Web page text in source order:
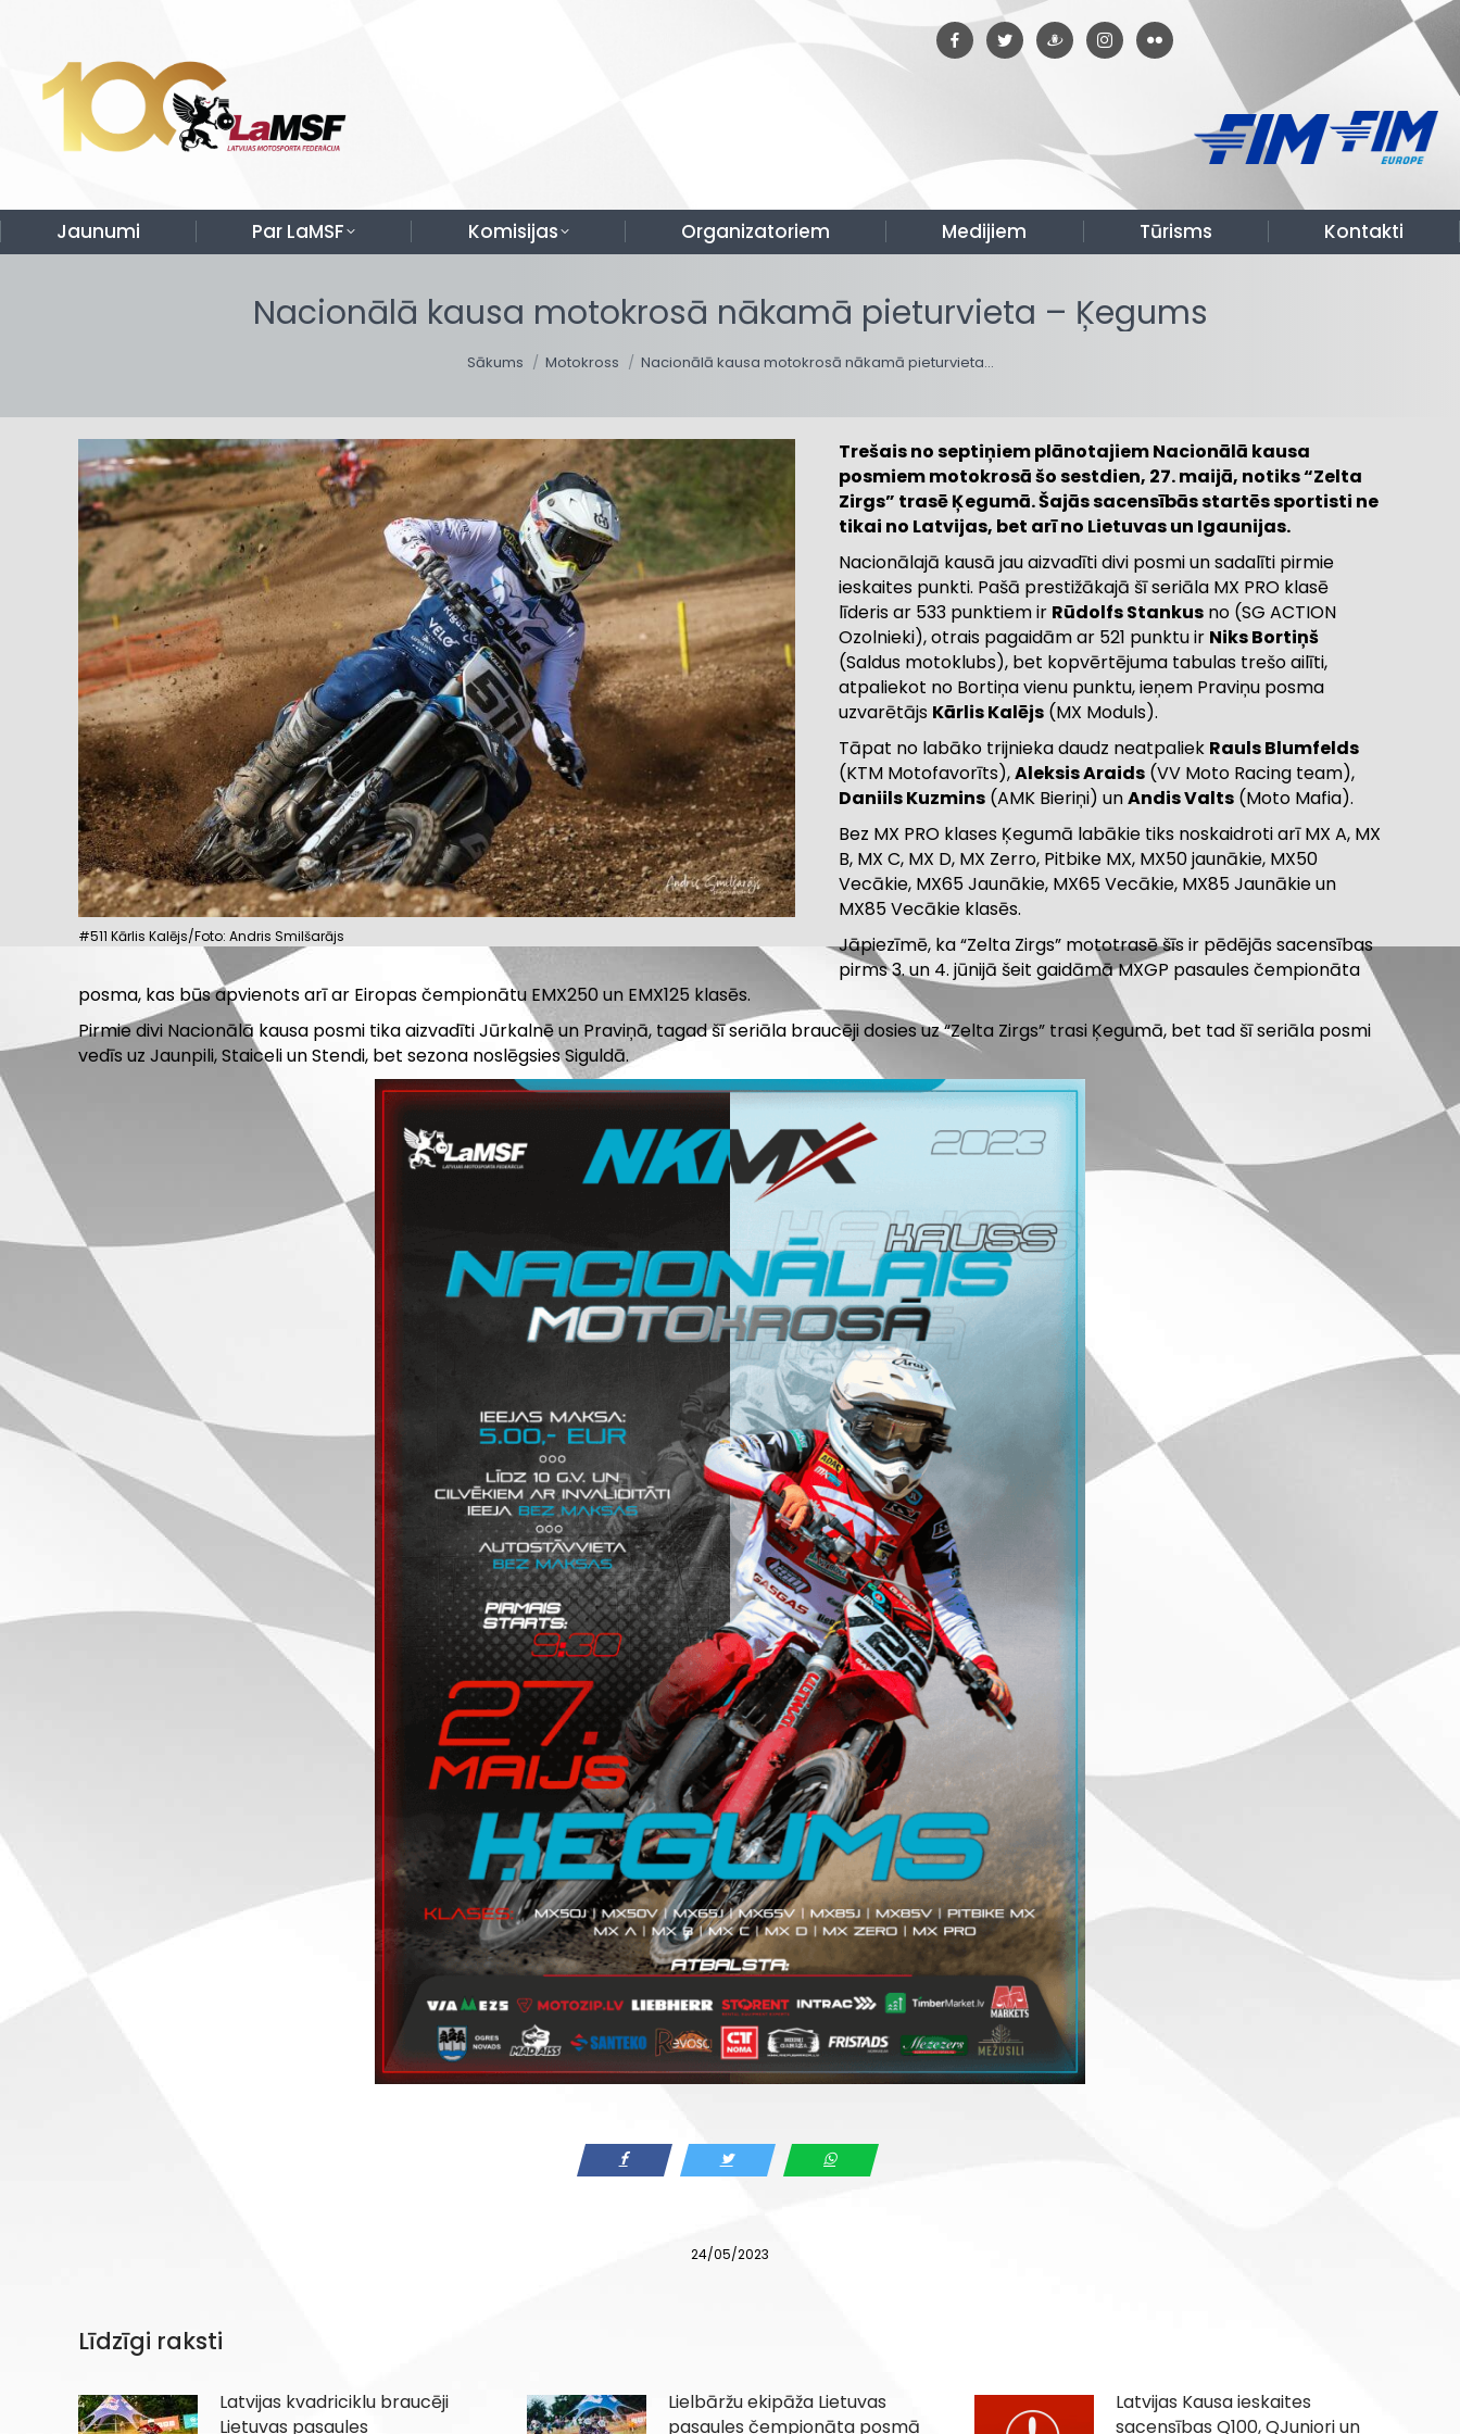
Jaunumi Par LaMSF Komisijas Organizatoriem Medijiem Tūrisms Kontakti
Nacionālā kausa motokrosā nākamā pieturvieta – Ķegums
Sākums Motokross Nacionālā kausa motokrosā nākamā pieturvieta…
#511 Kārlis Kalējs/Foto: Andris Smilšarājs
Trešais no septiņiem plānotajiem Nacionālā kausa
posmiem motokrosā šo sestdien, 27. maijā, notiks “Zelta
Zirgs” trasē Ķegumā. Šajās sacensībās startēs sportisti ne
tikai no Latvijas, bet arī no Lietuvas un Igaunijas.
Nacionālajā kausā jau aizvadīti divi posmi un sadalīti pirmie
ieskaites punkti. Pašā prestižākajā šī seriāla MX PRO klasē
līderis ar 533 punktiem ir Rūdolfs Stankus no (SG ACTION
Ozolnieki), otrais pagaidām ar 521 punktu ir Niks Bortiņš
(Saldus motoklubs), bet kopvērtējuma tabulas trešo ailīti,
atpaliekot no Bortiņa vienu punktu, ieņem Praviņu posma
uzvarētājs Kārlis Kalējs (MX Moduls).
Tāpat no labāko trijnieka daudz neatpaliek Rauls Blumfelds
(KTM Motofavorīts),Aleksis Araids (VV Moto Racing team),
Daniils Kuzmins (AMK Bieriņi) unAndis Valts (Moto Mafia).
Bez MX PRO klases Ķegumā labākie tiks noskaidroti arī MX A, MX
B, MX C, MX D, MX Zerro, Pitbike MX, MX50 jaunākie, MX50
Vecākie, MX65 Jaunākie, MX65 Vecākie, MX85 Jaunākie un
MX85 Vecākie klasēs.
Jāpiezīmē, ka “Zelta Zirgs” mototrasē šīs ir pēdējās sacensības
pirms 3. un 4. jūnijā šeit gaidāmā MXGP pasaules čempionāta
posma, kas būs apvienots arī ar Eiropas čempionātu EMX250 un EMX125 klasēs.
Pirmie divi Nacionālā kausa posmi tika aizvadīti Jūrkalnē un Praviņā, tagad šī seriāla braucēji dosies uz “Zelta Zirgs” trasi Ķegumā, bet tad šī seriāla posmi
vedīs uz Jaunpili, Staiceli un Stendi, bet sezona noslēgsies Siguldā.
24/05/2023
Līdzīgi raksti
Latvijas kvadriciklu braucēji
Lietuvas pasaules
Lielbāržu ekipāža Lietuvas
pasaules čempionāta posmā
Latvijas Kausa ieskaites
sacensības Q100, QJuniori un